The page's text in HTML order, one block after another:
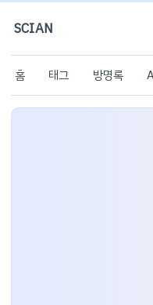
SCIAN
홈 태그 방명록